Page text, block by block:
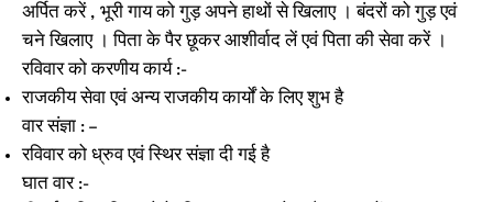
अर्पित करें , भूरी गाय को गुड़ अपने हाथों से खिलाए । बंदरों को गुड़ एवं
चने खिलाए । पिता के पैर छूकर आशीर्वाद लें एवं पिता की सेवा करें ।
रविवार को करणीय कार्य :-
राजकीय सेवा एवं अन्य राजकीय कार्यों के लिए शुभ है
वार संज्ञा : –
रविवार को ध्रुव एवं स्थिर संज्ञा दी गई है
घात वार :-